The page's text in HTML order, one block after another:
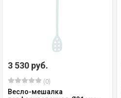
3 530 руб.
(0)
Весло-мешалка